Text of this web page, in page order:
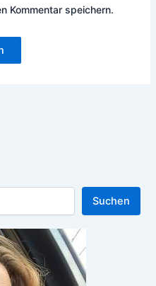
Kommentar speichern.
Suchen